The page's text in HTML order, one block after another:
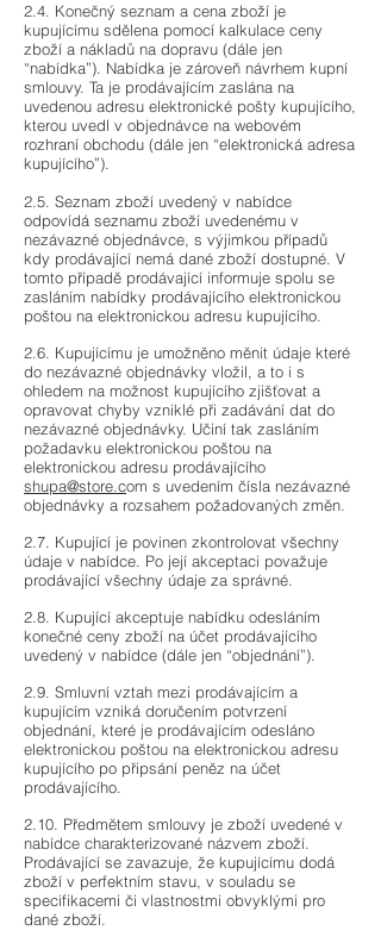
2.4. Konečný seznam a cena zboží je
kupujícímu sdělena pomocí kalkulace ceny
zboží a nákladů na dopravu (dále jen
“nabídka”). Nabídka je zároveň návrhem kupní
smlouvy. Ta je prodávajícím zaslána na
uvedenou adresu elektronické pošty kupujícího,
kterou uvedl v objednávce na webovém
rozhraní obchodu (dále jen “elektronická adresa
kupujícího”).
2.5. Seznam zboží uvedený v nabídce
odpovídá seznamu zboží uvedenému v
nezávazné objednávce, s výjimkou případů
kdy prodávající nemá dané zboží dostupné. V
tomto případě prodávající informuje spolu se
zasláním nabídky prodávajícího elektronickou
poštou na elektronickou adresu kupujícího.
2.6. Kupujícímu je umožněno měnit údaje které
do nezávazné objednávky vložil, a to i s
ohledem na možnost kupujícího zjišťovat a
opravovat chyby vzniklé při zadávání dat do
nezávazné objednávky. Učiní tak zasláním
požadavku elektronickou poštou na
elektronickou adresu prodávajícího
shupa@store.com s uvedením čísla nezávazné
objednávky a rozsahem požadovaných změn.
2.7. Kupující je povinen zkontrolovat všechny
údaje v nabídce. Po její akceptaci považuje
prodávající všechny údaje za správné.
2.8. Kupující akceptuje nabídku odesláním
konečné ceny zboží na účet prodávajícího
uvedený v nabídce (dále jen “objednání”).
2.9. Smluvní vztah mezi prodávajícím a
kupujícím vzniká doručením potvrzení
objednání, které je prodávajícím odesláno
elektronickou poštou na elektronickou adresu
kupujícího po připsání peněz na účet
prodávajícího.
2.10. Předmětem smlouvy je zboží uvedené v
nabídce charakterizované názvem zboží.
Prodávající se zavazuje, že kupujícímu dodá
zboží v perfektním stavu, v souladu se
specifikacemi či vlastnostmi obvyklými pro
dané zboží.